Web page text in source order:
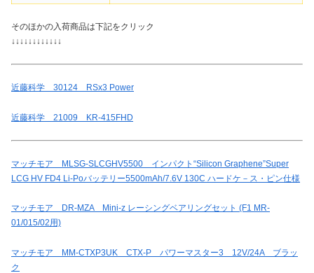
そのほかの入荷商品は下記をクリック
↓↓↓↓↓↓↓↓↓↓↓↓
近藤科学 30124 RSx3 Power
近藤科学 21009 KR-415FHD
マッチモア MLSG-SLCGHV5500 インパクト“Silicon Graphene”Super
LCG HV FD4 Li-Poバッテリー5500mAh/7.6V 130C ハードケ－ス・ピン仕様
マッチモア DR-MZA Mini-z レーシングベアリングセット (F1 MR-
01/015/02用)
マッチモア MM-CTXP3UK CTX-P パワーマスター3 12V/24A ブラッ
ク